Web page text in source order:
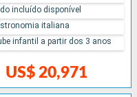
US$ 20,971
incluído disponível
italiana
infantil a partir dos 3 anos